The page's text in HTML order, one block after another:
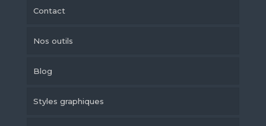
Contact
Nos outils
Blog
Styles graphiques